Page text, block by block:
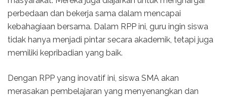
perbedaan dan bekerja sama dalam mencapai
kebahagiaan bersama. Dalam RPP ini, guru ingin siswa
tidak hanya menjadi pintar secara akademik, tetapi juga
memiliki kepribadian yang baik.
Dengan RPP yang inovatif ini, siswa SMA akan
merasakan pembelajaran yang menyenangkan dan